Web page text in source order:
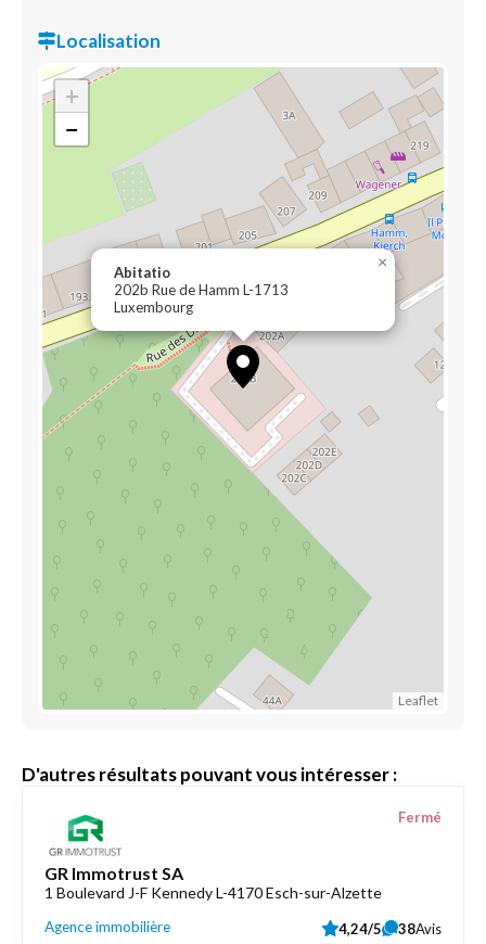
Localisation
Abitatio
202b Rue de Hamm L-1713
Luxembourg
×
+
−
Leaflet
D'autres résultats pouvant vous intéresser :
GR Immotrust SA
1 Boulevard J-F Kennedy L-4170 Esch-sur-Alzette
Agence immobilière
Fermé
4,24/5 38Avis